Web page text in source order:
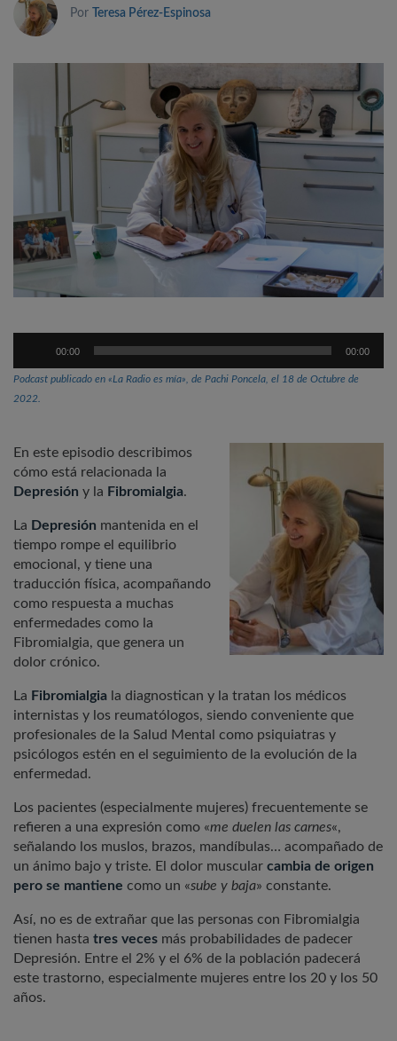
Por Teresa Pérez-Espinosa
audio
00:00 00:00
Podcast publicado en «La Radio es mía», de Pachi Poncela, el 18 de Octubre de
2022.
En este episodio describimos
cómo está relacionada la
Depresión y la Fibromialgia.
La Depresión mantenida en el
tiempo rompe el equilibrio
emocional, y tiene una
traducción física, acompañando
como respuesta a muchas
enfermedades como la
Fibromialgia, que genera un
dolor crónico.
La Fibromialgia la diagnostican y la tratan los médicos
internistas y los reumatólogos, siendo conveniente que
profesionales de la Salud Mental como psiquiatras y
psicólogos estén en el seguimiento de la evolución de la
enfermedad.
Los pacientes (especialmente mujeres) frecuentemente se
refieren a una expresión como «me duelen las carnes«,
señalando los muslos, brazos, mandíbulas… acompañado de
un ánimo bajo y triste. El dolor muscular cambia de origen
pero se mantiene como un «sube y baja» constante.
Así, no es de extrañar que las personas con Fibromialgia
tienen hasta tres veces más probabilidades de padecer
Depresión. Entre el 2% y el 6% de la población padecerá
este trastorno, especialmente mujeres entre los 20 y los 50
años.